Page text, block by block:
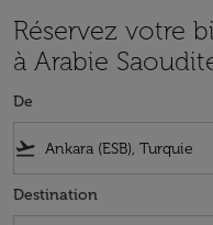
Réservez votre
à Arabie
De
flight_takeoff
Destination